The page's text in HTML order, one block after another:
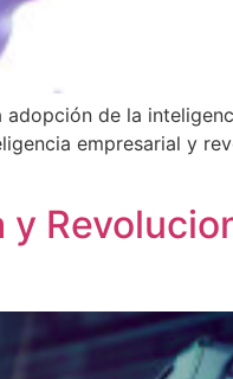
de la
empresarial y
y